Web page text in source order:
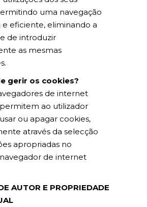
uma navegação
e eficiente, eliminando a
de introduzir
as mesmas
gerir os cookies?
de internet
ao utilizador
ou apagar cookies,
através da selecção
apropriadas no
de internet
AUTOR E PROPRIEDADE